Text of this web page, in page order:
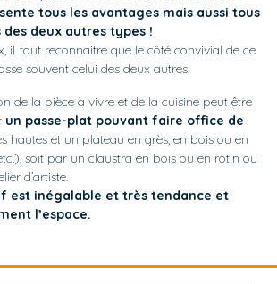
tous les avantages mais aussi tous
deux autres types !
il faut reconnaitre que le côté convivial de ce
souvent celui des deux autres.
de la pièce à vivre et de la cuisine peut être
un passe-plat pouvant faire office de
hautes et un plateau en grès, en bois ou en
soit par un claustra en bois ou en rotin ou
d’artiste.
est inégalable et très tendance et
l’espace.